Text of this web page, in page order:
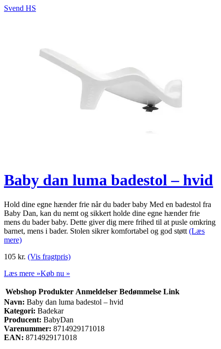
Svend HS
Baby dan luma badestol – hvid
Hold dine egne hænder frie når du bader baby Med en badestol fra
Baby Dan, kan du nemt og sikkert holde dine egne hænder frie
mens du bader baby. Dette giver dig mere frihed til at pusle omkring
barnet, mens i bader. Stolen sikrer komfortabel og god støtt (Læs
mere)
105 kr. (Vis fragtpris)
Læs mere »Køb nu »
Webshop Produkter Anmeldelser Bedømmelse Link
Navn: Baby dan luma badestol – hvid
Kategori: Badekar
Producent: BabyDan
Varenummer: 8714929171018
EAN: 8714929171018